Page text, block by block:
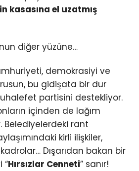
kasasına el uzatmış
diğer yüzüne…
demokrasiyi ve
bu gidişata bir dur
partisini destekliyor.
içinden de lağım
Belediyelerdeki rant
kirli ilişkiler,
kadrolar… Dışarıdan bakan bir
“Hırsızlar Cenneti” sanır!